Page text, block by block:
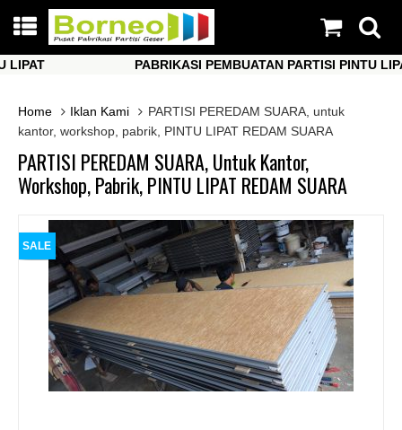
PABRIKASI PEMBUATAN PARTISI PINTU LIPAT
Home
Iklan Kami
PARTISI PEREDAM SUARA, untuk
kantor, workshop, pabrik, PINTU LIPAT REDAM SUARA
PARTISI PEREDAM SUARA, Untuk Kantor,
Workshop, Pabrik, PINTU LIPAT REDAM SUARA
SALE